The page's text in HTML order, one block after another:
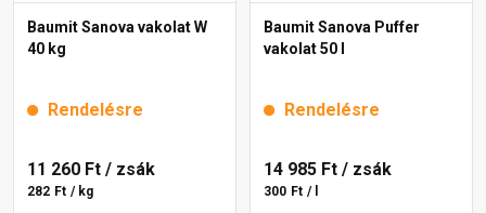
Baumit Sanova vakolat W
40 kg
Rendelésre
11 260 Ft / zsák
282 Ft / kg
Baumit Sanova Puffer
vakolat 50 l
Rendelésre
14 985 Ft / zsák
300 Ft / l